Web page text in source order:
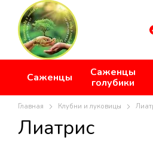
Перейти к основному контенту
Саженцы
Саженцы
голубики
Главная Клубни и луковицы
Лиатрис